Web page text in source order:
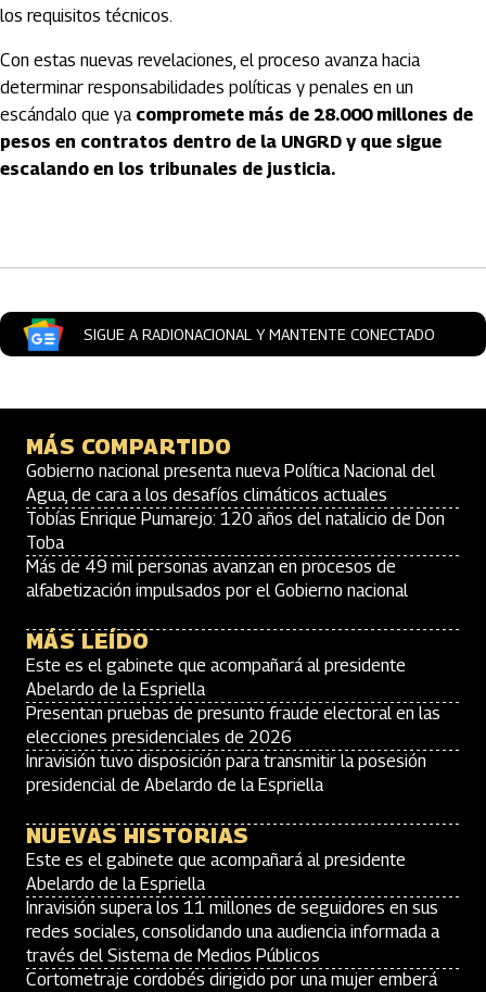
los requisitos técnicos.
Con estas nuevas revelaciones, el proceso avanza hacia
determinar responsabilidades políticas y penales en un
escándalo que ya compromete más de 28.000 millones de
pesos en contratos dentro de la UNGRD y que sigue
escalando en los tribunales de justicia.
SIGUE A RADIONACIONAL Y MANTENTE CONECTADO
MÁS COMPARTIDO
Gobierno nacional presenta nueva Política Nacional del
Agua, de cara a los desafíos climáticos actuales
Tobías Enrique Pumarejo: 120 años del natalicio de Don
Toba
Más de 49 mil personas avanzan en procesos de
alfabetización impulsados por el Gobierno nacional
MÁS LEÍDO
Este es el gabinete que acompañará al presidente
Abelardo de la Espriella
Presentan pruebas de presunto fraude electoral en las
elecciones presidenciales de 2026
Inravisión tuvo disposición para transmitir la posesión
presidencial de Abelardo de la Espriella
NUEVAS HISTORIAS
Este es el gabinete que acompañará al presidente
Abelardo de la Espriella
Inravisión supera los 11 millones de seguidores en sus
redes sociales, consolidando una audiencia informada a
través del Sistema de Medios Públicos
Cortometraje cordobés dirigido por una mujer emberá